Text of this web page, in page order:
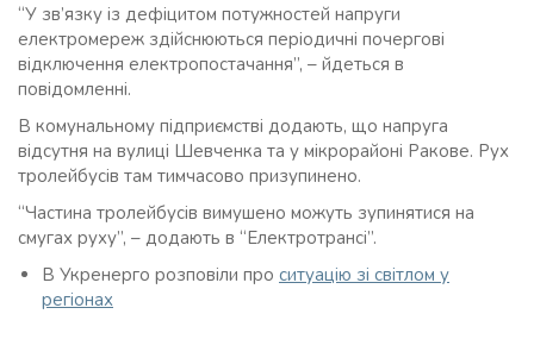
“У зв’язку із дефіцитом потужностей напруги
електромереж здійснюються періодичні почергові
відключення електропостачання”, – йдеться в
повідомленні.
В комунальному підприємстві додають, що напруга
відсутня на вулиці Шевченка та у мікрорайоні Ракове. Рух
тролейбусів там тимчасово призупинено.
“Частина тролейбусів вимушено можуть зупинятися на
смугах руху”, – додають в “Електротрансі”.
В Укренерго розповіли про ситуацію зі світлом у
регіонах